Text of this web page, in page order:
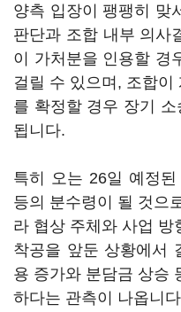
양측 입장이 팽팽히 맞
판단과 조합 내부 의사
이 가처분을 인용할 경
걸릴 수 있으며, 조합
를 확정할 경우 장기 소
됩니다.
특히 오는 26일 예정
등의 분수령이 될 것으
라 협상 주체와 사업 방
착공을 앞둔 상황에서
용 증가와 분담금 상승
하다는 관측이 나옵니